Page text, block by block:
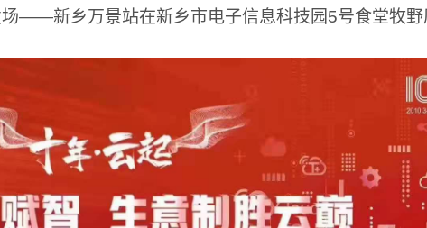
——新乡万景站在新乡市电子信息科技园5号食堂牧野